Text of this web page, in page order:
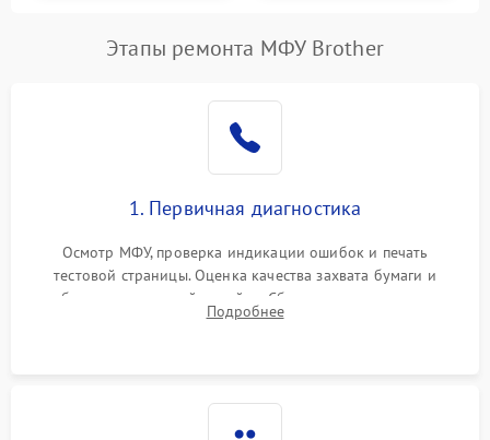
Этапы ремонта МФУ Brother
1. Первичная диагностика
Осмотр МФУ, проверка индикации ошибок и печать
тестовой страницы. Оценка качества захвата бумаги и
работы сканирующей линейки. Сбор данных о замятиях,
дефектах изображения или посторонних шумах при работе.
Подробнее